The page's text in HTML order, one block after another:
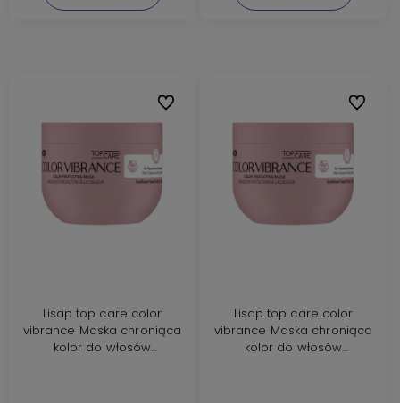
Lisap top care color
vibrance Maska chroniąca
kolor do włosów
Do ulubionych
Lisap top care color
vibrance Maska chroniąca
kolor do włosów
Do